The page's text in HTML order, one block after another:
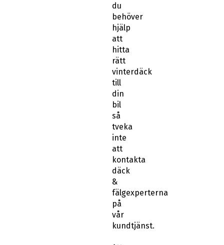
du
behöver
hjälp
att
hitta
rätt
vinterdäck
till
din
bil
så
tveka
inte
att
kontakta
däck
&
fälgexperterna
på
vår
kundtjänst.